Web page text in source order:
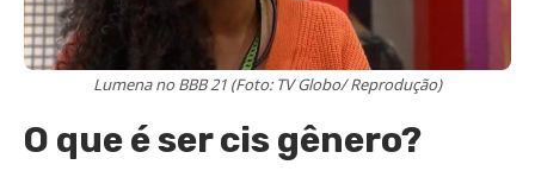
Lumena no BBB 21 (Foto: TV Globo/ Reprodução)
O que é ser cis gênero?